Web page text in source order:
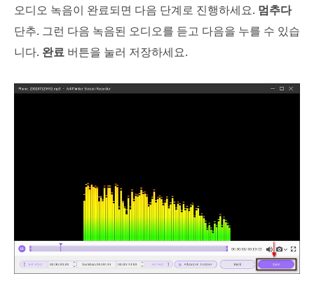
오디오 녹음이 완료되면 다음 단계로 진행하세요. 멈추다
단추. 그런 다음 녹음된 오디오를 듣고 다음을 누를 수 있습
니다. 완료 버튼을 눌러 저장하세요.